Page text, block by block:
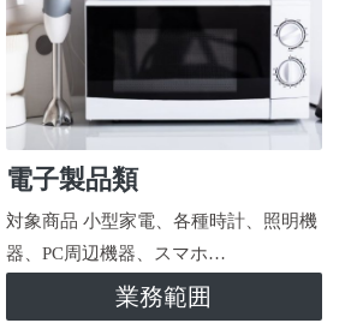
電子製品類
対象商品 小型家電、各種時計、照明機
器、PC周辺機器、スマホ…
業務範囲